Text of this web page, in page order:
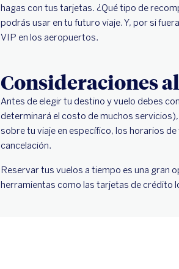
hagas con tus tarjetas. ¿Qué tipo de
podrás usar en tu futuro viaje. Y, por si
VIP en los aeropuertos.
Consideraciones
Antes de elegir tu destino y vuelo debes
determinará el costo de muchos
sobre tu viaje en específico, los horarios
cancelación.
Reservar tus vuelos a tiempo es una gran
herramientas como las tarjetas de crédito